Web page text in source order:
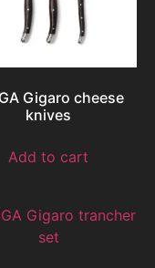
Gigaro cheese
knives
Add to cart